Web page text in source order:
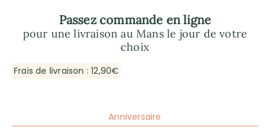
Passez commande en ligne
pour une livraison au Mans le jour de votre
choix
Frais de livraison : 12,90€
Anniversaire